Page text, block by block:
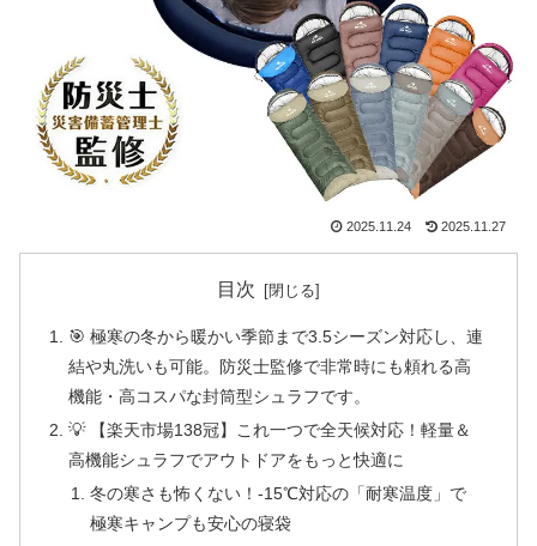
2025.11.24 2025.11.27
目次
🎯 極寒の冬から暖かい季節まで3.5シーズン対応し、連
結や丸洗いも可能。防災士監修で非常時にも頼れる高
機能・高コスパな封筒型シュラフです。
💡 【楽天市場138冠】これ一つで全天候対応！軽量＆
高機能シュラフでアウトドアをもっと快適に
冬の寒さも怖くない！-15℃対応の「耐寒温度」で
極寒キャンプも安心の寝袋